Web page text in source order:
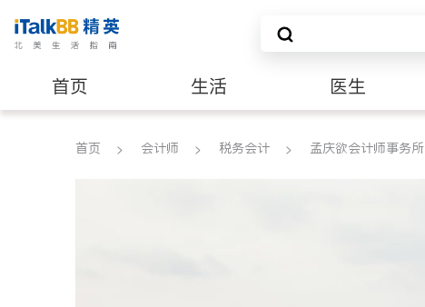
首页 生活 医生
养老 非盈利组织
首页 会计师 税务会计 孟庆欲会计师事务所